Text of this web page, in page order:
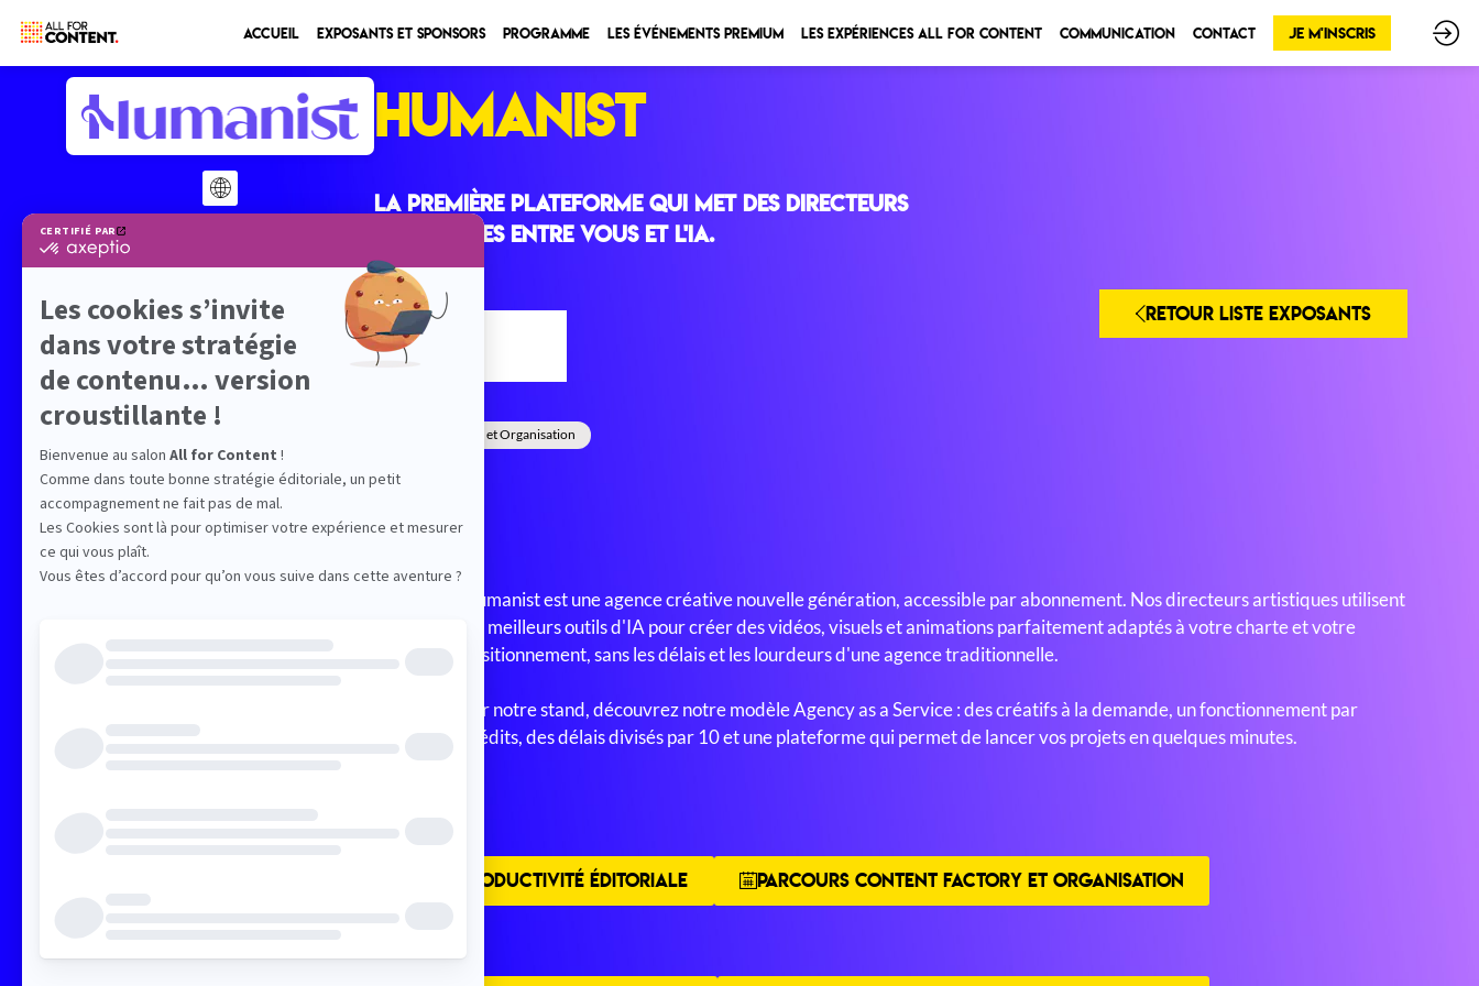
Accueil Exposants et sponsors Programme Les Événements Premium Les expériences All for Content Communication Contact Je m'inscris
RETOUR LISTE EXPOSANTS
HUMANIST
La première plateforme qui met des directeurs
artistiques entre vous et l'IA.
STAND
Content Factory et Organisation
Humanist est une agence créative nouvelle génération, accessible par abonnement. Nos directeurs artistiques utilisent
les meilleurs outils d'IA pour créer des vidéos, visuels et animations parfaitement adaptés à votre charte et votre
positionnement, sans les délais et les lourdeurs d'une agence traditionnelle.
Sur notre stand, découvrez notre modèle Agency as a Service : des créatifs à la demande, un fonctionnement par
crédits, des délais divisés par 10 et une plateforme qui permet de lancer vos projets en quelques minutes.
PARCOURS IA ET PRODUCTIVITÉ ÉDITORIALE PARCOURS CONTENT FACTORY ET ORGANISATION